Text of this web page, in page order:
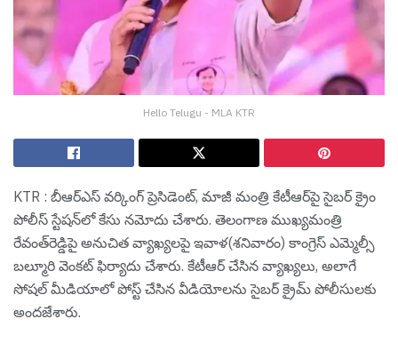
Hello Telugu - MLA KTR
KTR : బీఆర్‌ఎస్‌ వర్కింగ్ ప్రెసిడెంట్, మాజీ మంత్రి కేటీఆర్‌పై సైబర్ క్రైం
పోలీస్ స్టేషన్‌లో కేసు నమోదు చేశారు. తెలంగాణ ముఖ్యమంత్రి
రేవంత్‌రెడ్డిపై అనుచిత వ్యాఖ్యలపై ఇవాళ(శనివారం) కాంగ్రెస్ ఎమ్మెల్సీ
బల్మూరి వెంకట్ ఫిర్యాదు చేశారు. కేటీఆర్ చేసిన వ్యాఖ్యలు, అలాగే
సోషల్ మీడియాలో పోస్ట్ చేసిన వీడియోలను సైబర్ క్రైమ్ పోలీసులకు
అందజేశారు.